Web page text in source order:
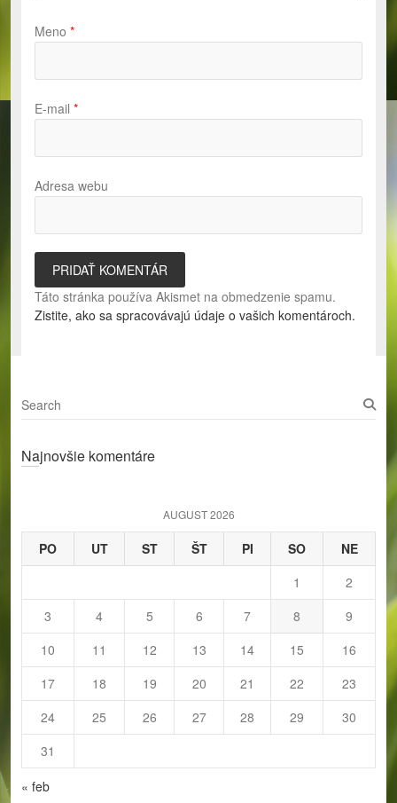
Meno *
E-mail *
Adresa webu
Táto stránka používa Akismet na obmedzenie spamu.
Zistite, ako sa spracovávajú údaje o vašich komentároch.
S
e
rNajnovšie komentáre
AUGUST 2026
PO UT ST ŠT PI SO
NE
1
2
3
4 5 6 7 8
9
10
11 12 13 14 15
16
17
18 19 20 21 22
23
24
25 26 27 28 29
30
31
« feb